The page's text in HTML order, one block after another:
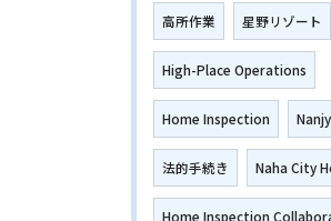
高所作業 星野リゾート
High-Place Operations
Home Inspection
法的手続き Naha City
Home Inspection